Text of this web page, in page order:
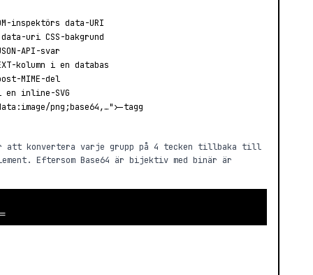
inspektörs data-URI
uri CSS-bakgrund
API-svar
kolumn i en databas
MIME-del
inline-SVG
png;base64,…">-tagg
att konvertera varje grupp på 4 tecken tillbaka till
Eftersom Base64 är bijektiv med binär är